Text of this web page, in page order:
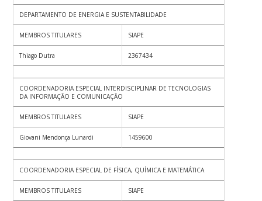
DEPARTAMENTO DE ENERGIA E SUSTENTABILIDADE
MEMBROS TITULARES SIAPE
Thiago Dutra 2367434
COORDENADORIA ESPECIAL INTERDISCIPLINAR DE TECNOLOGIAS
DA INFORMAÇÃO E COMUNICAÇÃO
MEMBROS TITULARES SIAPE
Giovani Mendonça Lunardi 1459600
COORDENADORIA ESPECIAL DE FÍSICA, QUÍMICA E MATEMÁTICA
MEMBROS TITULARES SIAPE